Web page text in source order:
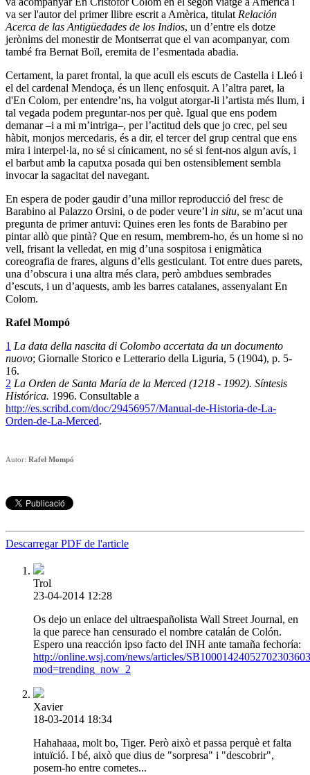
va ser l'autor del primer llibre escrit a Amèrica, titulatRelación
Acerca de las Antigüedades de los Indios, un d’entre els dotze
jerònims del monestir de Montserrat que el van acompanyar, com
també fra Bernat Boïl, eremita de l’esmentada abadia.
Certament, la paret frontal, la que acull els escuts de Castella i Lleó i
el del cardenal Mendoça, és un llenç enfosquit. A l’altra paret, la
d'En Colom, per entendre’ns, ha volgut atorgar-li l’artista més llum, i
tal vegada podem preguntar-nos per què. Igual que ens podem
demanar –i a mi m’intriga–, per l’actitud dels que jo crec, pel seu
hàbit, monjos mercedaris, és a dir, el tercer del grup central que ens
mira i interpel·la, no sé si cínicament, no sé si fent-nos algun avís, i
el barbut amb la caputxa posada qui ben ostensiblement sembla
invocar la sagacitat del navegant.
En espera de poder gaudir d’una millor reproducció del fresc de
Barabino al Palazzo Orsini, o de poder veure’l in situ, se m’acut una
pregunta de primer antuvi: Quines eren les fonts de Barabino per
pintar allò que pintà? Que en resum, membrem-ho, és un home si no
vell, frisant la velledat, en mig d’una sospitosa i enigmàtica
coreografia de frares, alguns d’ells gesticulant. Tot entre dues parets,
una d’obscura i una altra més clara, però ambdues sembrades
d’escuts, i un d’aquests, amb les barres catalanes, assenyalant En
Colom.
Rafel Mompó
1 La data della nascita di Colombo accertata da un documento
nuovo; Giornalle Storico e Letterario della Liguria, 5 (1904), p. 5-
16.
2 La Orden de Santa María de la Merced (1218 - 1992). Síntesis
Histórica. 1996. Consultable a
http://es.scribd.com/doc/29456957/Manual-de-Historia-de-La-
Orden-de-La-Merced.
Autor: Rafel Mompó
Descarregar PDF de l'article
Trol
23-04-2014 12:28
Os dejo un enlace del ultraespañolista Wall Street Journal, en
la que parece han censurado el nombre catalán de Colón.
Espero una reacción ipso facto del INH ante tamaña fechoría:
http://online.wsj.com/news/articles/
mod=trending_now_2
Xavier
18-03-2014 18:34
Hahahaaa, molt bo, Tiger. Però això et passa perquè et falta
intuïció. I bé, això que dius de "sorpresa" i "descobrir",
posem-ho entre cometes...